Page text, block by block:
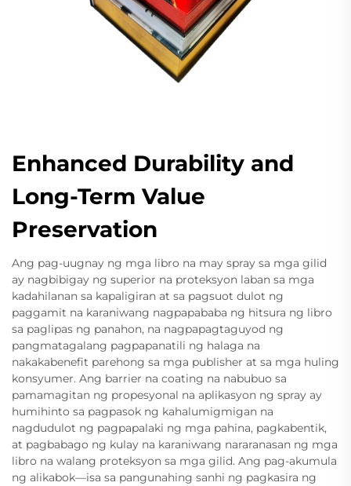
Enhanced Durability and
Long-Term Value
Preservation
Ang pag-uugnay ng mga libro na may spray sa mga gilid
ay nagbibigay ng superior na proteksyon laban sa mga
kadahilanan sa kapaligiran at sa pagsuot dulot ng
paggamit na karaniwang nagpapababa ng hitsura ng libro
sa paglipas ng panahon, na nagpapagtaguyod ng
pangmatagalang pagpapanatili ng halaga na
nakakabenefit parehong sa mga publisher at sa mga huling
konsyumer. Ang barrier na coating na nabubuo sa
pamamagitan ng propesyonal na aplikasyon ng spray ay
humihinto sa pagpasok ng kahalumigmigan na
nagdudulot ng pagpapalaki ng mga pahina, pagkabentik,
at pagbabago ng kulay na karaniwang nararanasan ng mga
libro na walang proteksyon sa mga gilid. Ang pag-akumula
ng alikabok—isa sa pangunahing sanhi ng pagkasira ng